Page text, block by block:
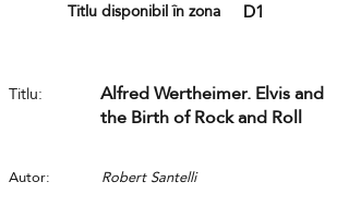
Titlu disponibil în zona D1
Titlu:
Alfred Wertheimer. Elvis and
the Birth of Rock and Roll
Autor:
Robert Santelli